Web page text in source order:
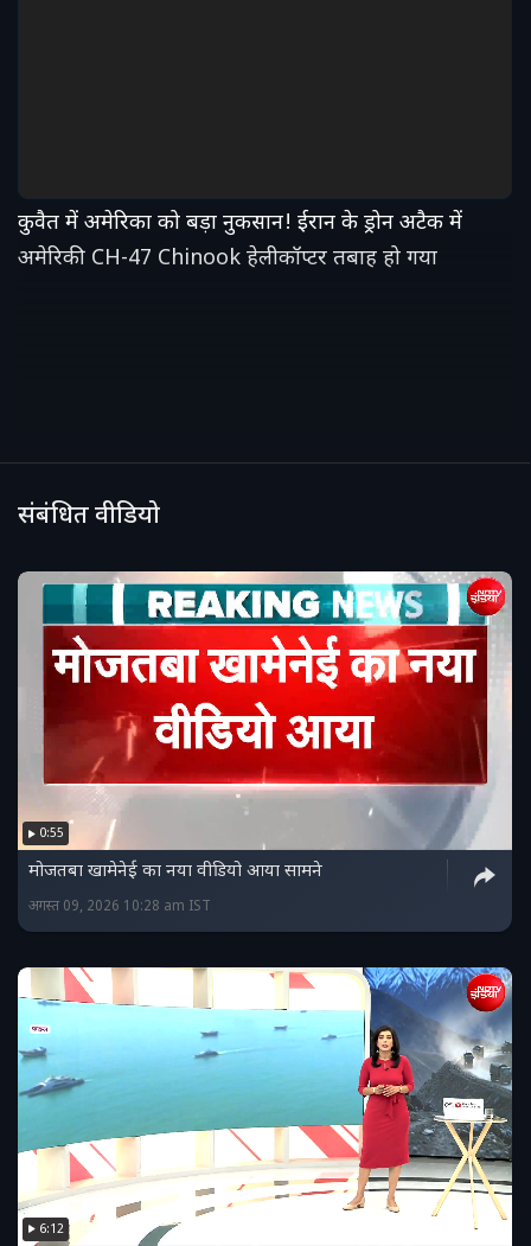
कुवैत में अमेरिका को बड़ा नुकसान! ईरान के ड्रोन अटैक में
अमेरिकी CH-47 Chinook हेलीकॉप्टर तबाह हो गया
संबंधित वीडियो
0:55
मोजतबा खामेनेई का नया वीडियो आया सामने
अगस्त 09, 2026 10:28 am IST
6:12